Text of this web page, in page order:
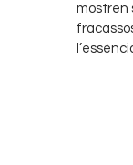
mostren